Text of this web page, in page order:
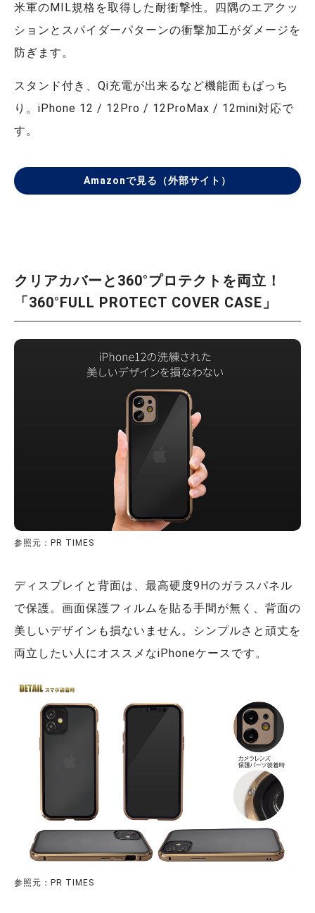
米軍のMIL規格を取得した耐衝撃性。四隅のエアクッ
ションとスパイダーパターンの衝撃加工がダメージを
防ぎます。
スタンド付き、Qi充電が出来るなど機能面もばっち
り。iPhone 12 / 12Pro / 12ProMax / 12mini対応で
す。
Amazonで見る（外部サイト）
クリアカバーと360°プロテクトを両立！
「360°FULL PROTECT COVER CASE」
参照元：PR TIMES
ディスプレイと背面は、最高硬度9Hのガラスパネル
で保護。画面保護フィルムを貼る手間が無く、背面の
美しいデザインも損ないません。シンプルさと頑丈を
両立したい人にオススメなiPhoneケースです。
参照元：PR TIMES